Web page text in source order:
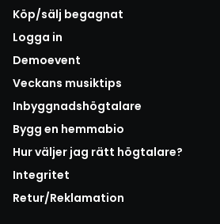
Köp/sälj begagnat
Logga in
Demoevent
Veckans musiktips
Inbyggnadshögtalare
Bygg en hemmabio
Hur väljer jag rätt högtalare?
Integritet
Retur/Reklamation